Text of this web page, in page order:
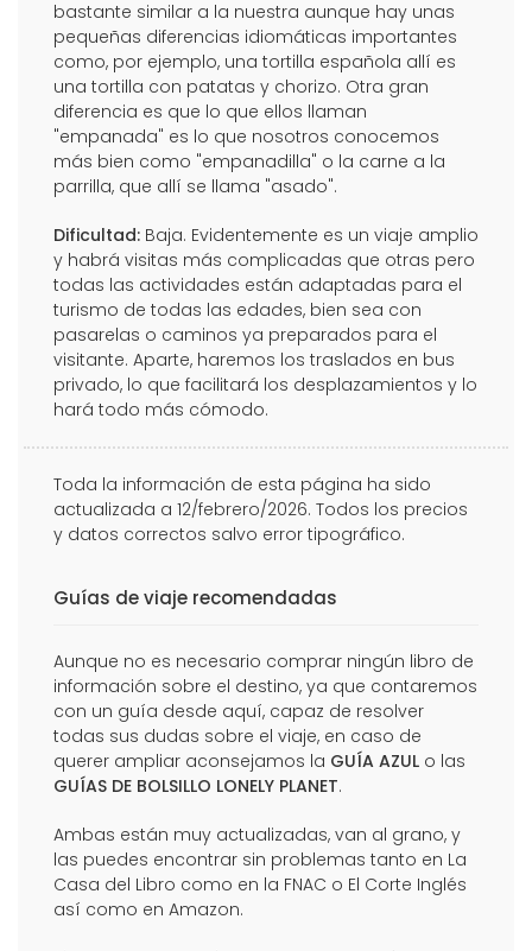
bastante similar a la nuestra aunque hay unas
pequeñas diferencias idiomáticas importantes
como, por ejemplo, una tortilla española allí es
una tortilla con patatas y chorizo. Otra gran
diferencia es que lo que ellos llaman
"empanada" es lo que nosotros conocemos
más bien como "empanadilla" o la carne a la
parrilla, que allí se llama "asado".
Dificultad: Baja. Evidentemente es un viaje amplio
y habrá visitas más complicadas que otras pero
todas las actividades están adaptadas para el
turismo de todas las edades, bien sea con
pasarelas o caminos ya preparados para el
visitante. Aparte, haremos los traslados en bus
privado, lo que facilitará los desplazamientos y lo
hará todo más cómodo.
Toda la información de esta página ha sido
actualizada a 12/febrero/2026. Todos los precios
y datos correctos salvo error tipográfico.
Guías de viaje recomendadas
Aunque no es necesario comprar ningún libro de
información sobre el destino, ya que contaremos
con un guía desde aquí, capaz de resolver
todas sus dudas sobre el viaje, en caso de
querer ampliar aconsejamos la GUÍA AZUL o las
GUÍAS DE BOLSILLO LONELY PLANET.
Ambas están muy actualizadas, van al grano, y
las puedes encontrar sin problemas tanto en La
Casa del Libro como en la FNAC o El Corte Inglés
así como en Amazon.